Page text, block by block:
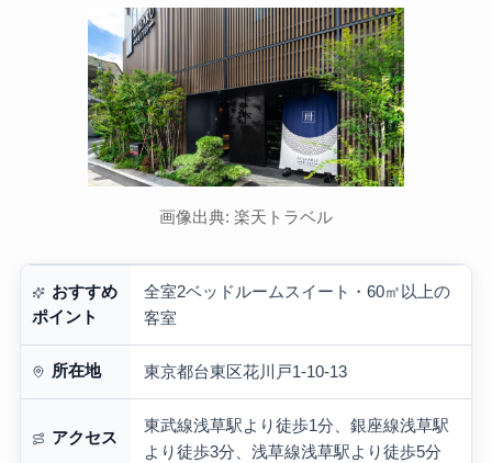
画像出典: 楽天トラベル
おすすめ
ポイント
全室2ベッドルームスイート・60㎡以上の
客室
所在地 東京都台東区花川戸1-10-13
アクセス
東武線浅草駅より徒歩1分、銀座線浅草駅
より徒歩3分、浅草線浅草駅より徒歩5分